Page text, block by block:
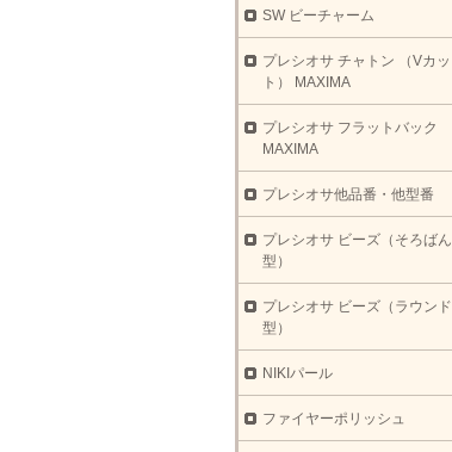
SW ビーチャーム
プレシオサ チャトン （Vカッ
ト） MAXIMA
プレシオサ フラットバック
MAXIMA
プレシオサ他品番・他型番
プレシオサ ビーズ（そろばん
型）
プレシオサ ビーズ（ラウンド
型）
NIKIパール
ファイヤーポリッシュ